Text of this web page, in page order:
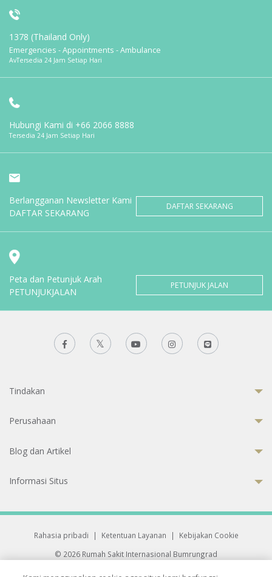
1378 (Thailand Only)
Emergencies - Appointments - Ambulance
AvTersedia 24 Jam Setiap Hari
Hubungi Kami di +66 2066 8888
Tersedia 24 Jam Setiap Hari
Berlangganan Newsletter Kami
DAFTAR SEKARANG
DAFTAR SEKARANG
Peta dan Petunjuk Arah
PETUNJUKJALAN
PETUNJUK JALAN
Tindakan
Perusahaan
Blog dan Artikel
Informasi Situs
Rahasia pribadi | Ketentuan Layanan |
Kebijakan Cookie
© 2026 Rumah Sakit Internasional Bumrungrad